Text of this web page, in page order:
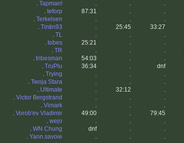
. Tapman! . . .
. teforp 87:31 . .
. Terkelsen . . .
. Tintin93 . 25:45 33:27
. TL . . .
. tobes 25:21 . .
. TR . . .
. tribesman 54:03 . .
. TruPlu 36:34 . dnf
. Trying . . .
. Twoja Stara . . .
. Ultimate . 32:12 .
. Victor Bergstrand . . .
. Vimark . . .
. Vorob'ev Vladimir 49:00 . 79:45
. wejo . . .
. WN Chung dnf . .
. Yann.savoie . . .